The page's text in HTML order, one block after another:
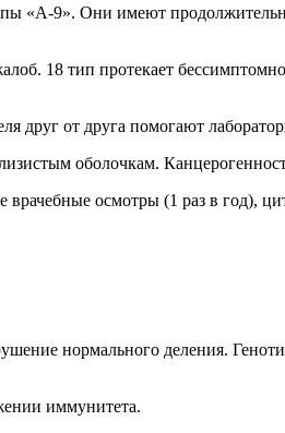
«А-9». Они имеют
18 тип протекает
друг от друга помогают
оболочкам.
осмотры (1 раз в год),
нормального деления.
иммунитета.